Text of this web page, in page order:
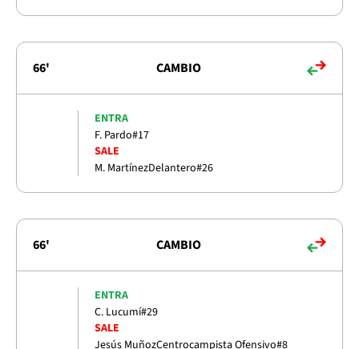
66' CAMBIO
ENTRA
F. Pardo#17
SALE
M. MartínezDelantero#26
66' CAMBIO
ENTRA
C. Lucumí#29
SALE
Jesús MuñozCentrocampista Ofensivo#8